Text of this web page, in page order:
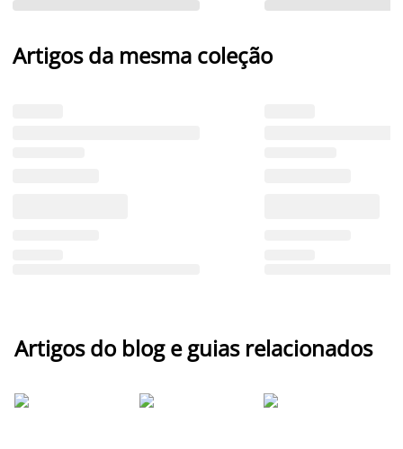
Artigos da mesma coleção
Artigos do blog e guias relacionados